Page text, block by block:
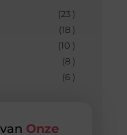
(23 )
(18 )
(10 )
(8 )
(6 )
Onze